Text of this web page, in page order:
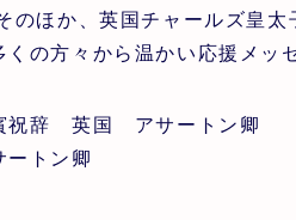
ほか、英国チャールズ皇太
くの方々から温かい応援メッ
祝辞 英国 アサートン卿
ートン卿